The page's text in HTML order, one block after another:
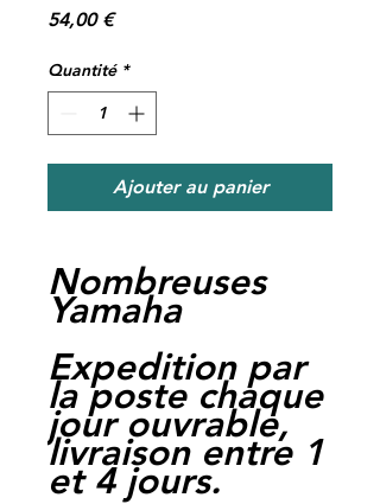
54,00 €Prix
Quantité *
Ajouter au panier
Nombreuses
Yamaha
Expedition par
la poste chaque
jour ouvrable,
livraison entre 1
et 4 jours.